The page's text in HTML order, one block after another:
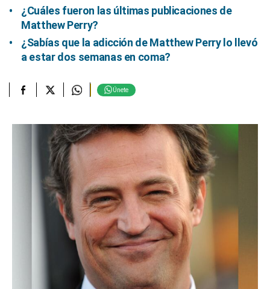
¿Cuáles fueron las últimas publicaciones de
Matthew Perry?
¿Sabías que la adicción de Matthew Perry lo llevó
a estar dos semanas en coma?
Únete